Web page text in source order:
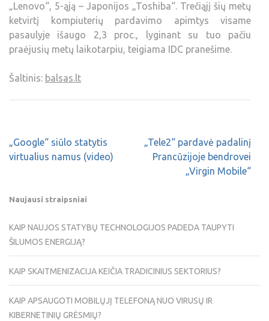
„Lenovo“, 5-ąją – Japonijos „Toshiba“. Trečiąjį šių metų
ketvirtį kompiuterių pardavimo apimtys visame
pasaulyje išaugo 2,3 proc., lyginant su tuo pačiu
praėjusių metų laikotarpiu, teigiama IDC pranešime.
Šaltinis: balsas.lt
„Google“ siūlo statytis
virtualius namus (video)
„Tele2“ pardavė padalinį
Prancūzijoje bendrovei
„Virgin Mobile“
Naujausi straipsniai
KAIP NAUJOS STATYBŲ TECHNOLOGIJOS PADEDA TAUPYTI
ŠILUMOS ENERGIJĄ?
KAIP SKAITMENIZACIJA KEIČIA TRADICINIUS SEKTORIUS?
KAIP APSAUGOTI MOBILŲJĮ TELEFONĄ NUO VIRUSŲ IR
KIBERNETINIŲ GRĖSMIŲ?